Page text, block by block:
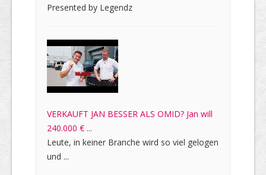
Presented by Legendz
VERKAUFT JAN BESSER ALS OMID? Jan will
240.000 € ...
Leute, in keiner Branche wird so viel gelogen
und ...